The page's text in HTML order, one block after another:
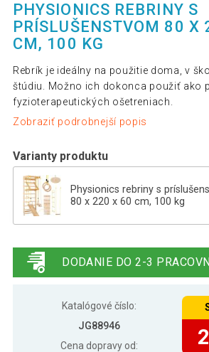
PHYSIONICS REBRINY S
PRÍSLUŠENSTVOM 80 X
CM, 100 KG
Rebrík je ideálny na použitie doma, v
štúdiu. Možno ich dokonca použiť ako
fyzioterapeutických ošetreniach.
Zobraziť podrobnejší popis
Varianty produktu
Physionics rebriny s
80 x 220 x 60 cm, 100 kg
posuvnou hrazdou
DODANIE DO 2-3
Katalógové číslo:
JG88946
Cena dopravy od: